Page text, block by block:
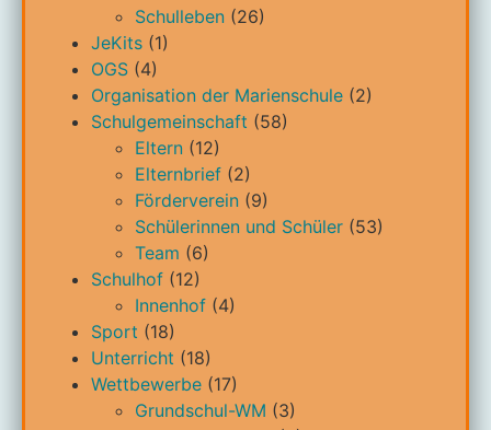
Schulleben (26)
JeKits (1)
OGS (4)
Organisation der Marienschule (2)
Schulgemeinschaft (58)
Eltern (12)
Elternbrief (2)
Förderverein (9)
Schülerinnen und Schüler (53)
Team (6)
Schulhof (12)
Innenhof (4)
Sport (18)
Unterricht (18)
Wettbewerbe (17)
Grundschul-WM (3)